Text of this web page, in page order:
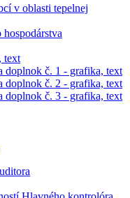
v oblasti tepelnej
text
doplnok č. 1 - grafika, text
doplnok č. 2 - grafika, text
doplnok č. 3 - grafika, text